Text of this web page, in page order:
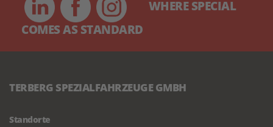
WHERE SPECIAL
COMES AS STANDARD
TERBERG SPEZIALFAHRZEUGE GMBH
Standorte